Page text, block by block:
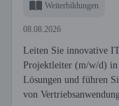
Weiterbildungen
08.08.2026
Leiten Sie innovative
Projektleiter (m/w/d) in
Lösungen und führen
von